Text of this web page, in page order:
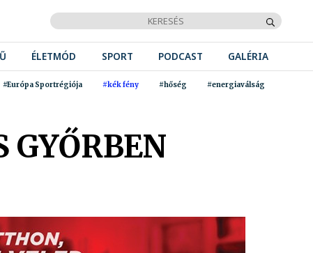
ÉLETMÓD SPORT PODCAST GALÉRIA
#Európa Sportrégiója #kék fény #hőség #energiaválság
GYŐRBEN